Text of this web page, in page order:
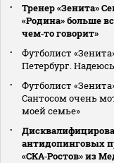
Тренер «Зенита»
«Родина» больше
чем‑то говорит»
Футболист
Петербург.
Футболист
Сантосом очень
моей семье»
антидопинговых
«СКА‑Ростов» из